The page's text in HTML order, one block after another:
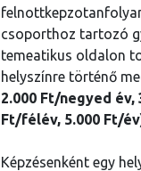
csoporthoz tartozó
temeatikus oldalon
helyszínre történő
2.000 Ft/negyed év,
Ft/félév, 5.000 Ft/év
Képzésenként egy